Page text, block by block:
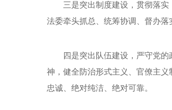
三是突出制度建设，贯彻落
法委牵头抓总、统筹协调、督办落
四是突出队伍建设，严守党
神，健全防治形式主义、官僚主
忠诚、绝对纯洁、绝对可靠。